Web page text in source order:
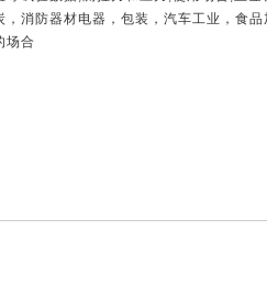
，消防器材电器，包装，汽车工业，食品
场合